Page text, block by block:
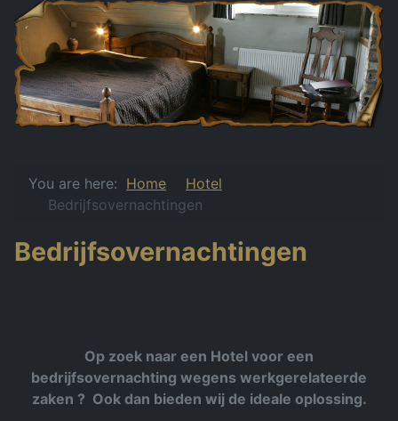
You are here: Home
Hotel
Bedrijfsovernachtingen
Bedrijfsovernachtingen
Op zoek naar een Hotel voor een
bedrijfsovernachting wegens werkgerelateerde
zaken ? Ook dan bieden wij de ideale oplossing.